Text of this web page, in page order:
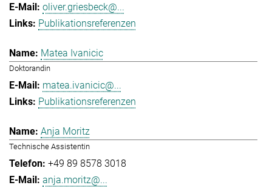
oliver.griesbeck@...
Publikationsreferenzen
Matea Ivanicic
Doktorandin
matea.ivanicic@...
Publikationsreferenzen
Anja Moritz
Technische Assistentin
+49 89 8578 3018
anja.moritz@...